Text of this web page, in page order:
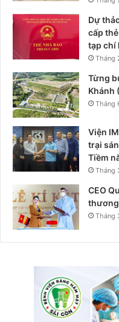
Dự
cấp
tạp chí
Tháng
Từng
Khánh
Tháng
Viện
trại
Tiềm
Tháng
CEO
thương
Tháng